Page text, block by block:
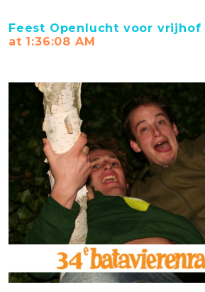
Feest Openlucht voor vrijhof
at 1:36:08 AM